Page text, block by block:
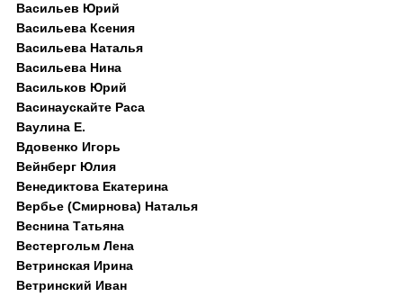
Васильев Юрий
Васильева Ксения
Васильева Наталья
Васильева Нина
Васильков Юрий
Васинаускайте Раса
Ваулина Е.
Вдовенко Игорь
Вейнберг Юлия
Венедиктова Екатерина
Вербье (Смирнова) Наталья
Веснина Татьяна
Вестергольм Лена
Ветринская Ирина
Ветринский Иван